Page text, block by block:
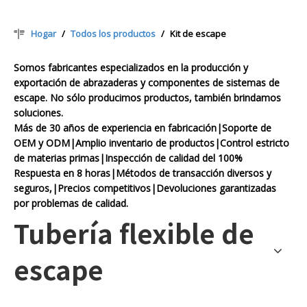
Hogar / Todos los productos / Kit de escape
Somos fabricantes especializados en la producción y
exportación de abrazaderas y componentes de sistemas de
escape. No sólo producimos productos, también brindamos
soluciones.
Más de 30 años de experiencia en fabricación|Soporte de
OEM y ODM|Amplio inventario de productos|Control estricto
de materias primas|Inspección de calidad del 100%
Respuesta en 8 horas|Métodos de transacción diversos y
seguros,|Precios competitivos|Devoluciones garantizadas
por problemas de calidad.
Tubería flexible de
escape